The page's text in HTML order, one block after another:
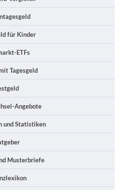
für Kinder
ETFs
Tagesgeld
Angebote
und Statistiken
Musterbriefe